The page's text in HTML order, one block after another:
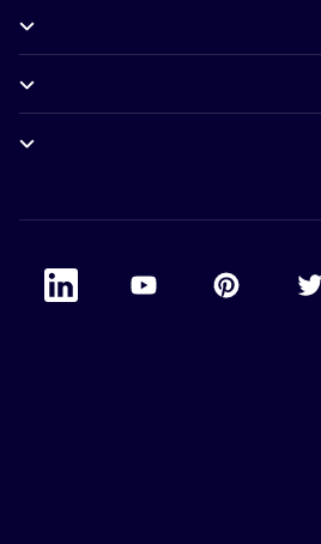
Accor Twitter
Accor Pinterest
Accor Youtube
Linkedin